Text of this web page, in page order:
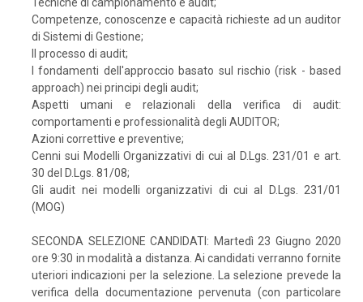
Tecniche di campionamento e audit;
Competenze, conoscenze e capacità richieste ad un auditor
di Sistemi di Gestione;
Il processo di audit;
I fondamenti dell'approccio basato sul rischio (risk - based
approach) nei principi degli audit;
Aspetti umani e relazionali della verifica di audit:
comportamenti e professionalità degli AUDITOR;
Azioni correttive e preventive;
Cenni sui Modelli Organizzativi di cui al D.Lgs. 231/01 e art.
30 del D.Lgs. 81/08;
Gli audit nei modelli organizzativi di cui al D.Lgs. 231/01
(MOG)
SECONDA SELEZIONE CANDIDATI: Martedì 23 Giugno 2020
ore 9:30 in modalità a distanza. Ai candidati verranno fornite
uteriori indicazioni per la selezione. La selezione prevede la
verifica della documentazione pervenuta (con particolare